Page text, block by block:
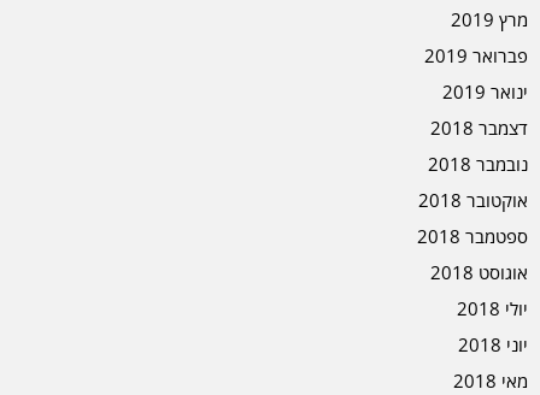
מרץ 2019
פברואר 2019
ינואר 2019
דצמבר 2018
נובמבר 2018
אוקטובר 2018
ספטמבר 2018
אוגוסט 2018
יולי 2018
יוני 2018
מאי 2018